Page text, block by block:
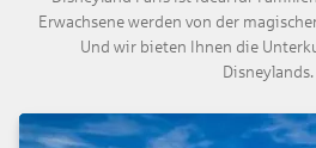
Erwachsene werden von der
Und wir bieten Ihnen die
Disneylands.